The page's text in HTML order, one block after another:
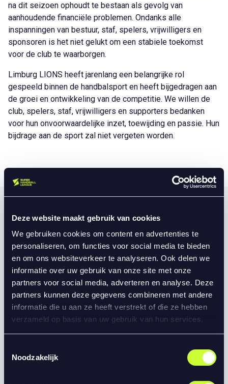
Deze website maakt gebruik van cookies
We gebruiken cookies om content en advertenties te
personaliseren, om functies voor social media te bieden
en om ons websiteverkeer te analyseren. Ook delen we
informatie over uw gebruik van onze site met onze
partners voor social media, adverteren en analyse. Deze
partners kunnen deze gegevens combineren met andere
informatie die u aan ze heeft verstrekt of die ze hebben
verzameld op basis van uw gebruik van hun services.
Noodzakelijk
na dit seizoen ophoudt te bestaan als gevolg van
aanhoudende financiële problemen. Ondanks alle
inspanningen van bestuur, staf, spelers, vrijwilligers en
sponsoren is het niet gelukt om een stabiele toekomst
voor de club te waarborgen.
Limburg LIONS heeft jarenlang een belangrijke rol
gespeeld binnen de handbalsport en heeft bijgedragen aan
de groei en ontwikkeling van de competitie. We willen de
club, spelers, staf, vrijwilligers en supporters bedanken
voor hun onvoorwaardelijke inzet, toewijding en passie. Hun
bijdrage aan de sport zal niet vergeten worden.